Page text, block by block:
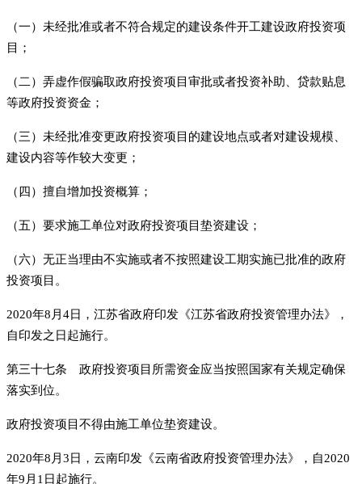
（一）未经批准或者不符合规定的建设条件开工建设政府投资项
目；
（二）弄虚作假骗取政府投资项目审批或者投资补助、贷款贴息
等政府投资资金；
（三）未经批准变更政府投资项目的建设地点或者对建设规模、
建设内容等作较大变更；
（四）擅自增加投资概算；
（五）要求施工单位对政府投资项目垫资建设；
（六）无正当理由不实施或者不按照建设工期实施已批准的政府
投资项目。
2020年8月4日，江苏省政府印发《江苏省政府投资管理办法》，
自印发之日起施行。
第三十七条 政府投资项目所需资金应当按照国家有关规定确保
落实到位。
政府投资项目不得由施工单位垫资建设。
2020年8月3日，云南印发《云南省政府投资管理办法》，自2020
年9月1日起施行。